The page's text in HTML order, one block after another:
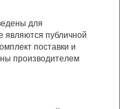
для
являются публичной
поставки и
производителем